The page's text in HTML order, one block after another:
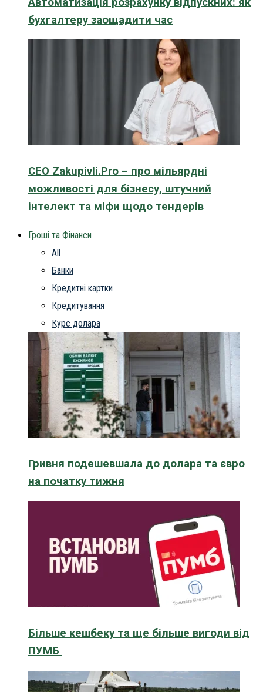
бухгалтеру заощадити час
CEO Zakupivli.Pro – про мільярдні
можливості для бізнесу, штучний
інтелект та міфи щодо тендерів
Гроші та Фінанси
All
Банки
Кредитні картки
Кредитування
Курс долара
Гривня подешевшала до долара та євро
на початку тижня
Більше кешбеку та ще більше вигоди від
ПУМБ